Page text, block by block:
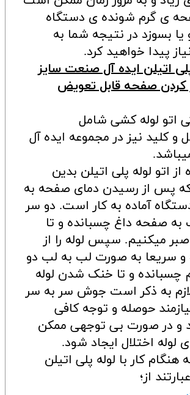
ی گرم شونده ی دستگاه
و یا بسوزد در نتیجه شما به
پیدا خواهید کرد.
اتیلن ایده آل صنعت سایز
باز کردن صفحه قابل تعویض
اتو لوله کشی شامل
و کلید نیز در مجموعه ایده آل
اتو لوله پلی اتیلن بدین
پس از رسیدن دمای صفحه به
آماده به کار است. دو سر
به صفحه داغ چسبانده و تا
میکنیم. سپس لوله را از
و سریعا به صورت لب به لب دو
چسبانده و تا خنک شدن لوله
به ذکر است جوش سر به سر
حوصله و توجه کافی
و در صورت بی توجهی ممکن
اختلال ایجاد شود.
هنگام کار با لوله پلی اتیلن
از؛